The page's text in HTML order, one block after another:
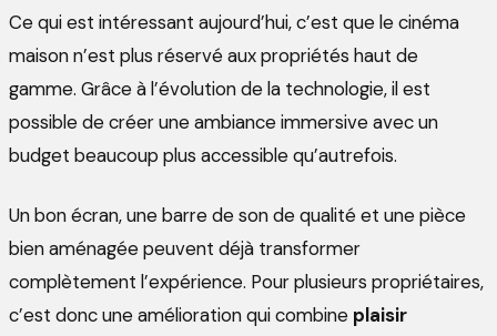
Ce qui est intéressant aujourd’hui, c’est que le cinéma
maison n’est plus réservé aux propriétés haut de
gamme. Grâce à l’évolution de la technologie, il est
possible de créer une ambiance immersive avec un
budget beaucoup plus accessible qu’autrefois.
Un bon écran, une barre de son de qualité et une pièce
bien aménagée peuvent déjà transformer
complètement l’expérience. Pour plusieurs propriétaires,
c’est donc une amélioration qui combine plaisir